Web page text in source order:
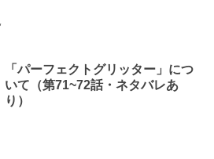
「パーフェクトグリッター」につ
いて（第71~72話・ネタバレあ
り）